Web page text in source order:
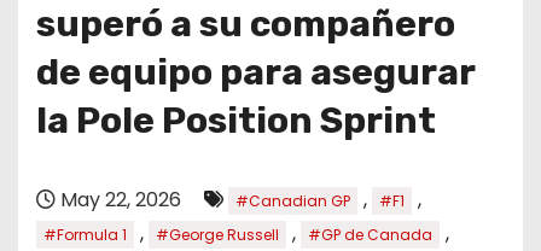
superó a su compañero
de equipo para asegurar
la Pole Position Sprint
May 22, 2026 #Canadian GP , #F1 ,
#Formula 1 , #George Russell , #GP de Canada ,